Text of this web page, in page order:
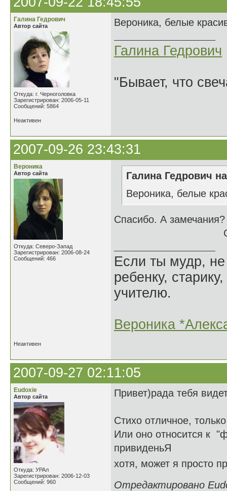
Галина Гедрович
Автор сайта
Откуда: г. Черноголовка
Зарегистрирован: 2006-05-11
Сообщений: 5864
Вероника, белые
Галина Гедрович
"Бывает, что
Неактивен
2007-09-26 23:43:31
Вероника
Автор сайта
Откуда: Северо-Запад
Зарегистрирован: 2006-08-24
Сообщений: 466
Галина Гедрович
Вероника, белые
Спасибо. А
С
Если ты мудр, не
ребенку,
учителю.
Вероника
Неактивен
2007-09-27 02:11:05
Eudoxie
Автор сайта
Откуда: УРАл
Зарегистрирован: 2006-12-03
Сообщений: 960
Привет)рада тебя
Стихо отличное,
Или оно относится к
привиденьЯ
хотя, может я просто
Отредактировано